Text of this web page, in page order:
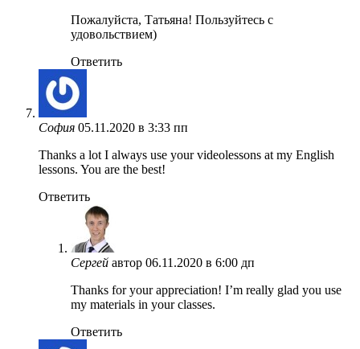
Пожалуйста, Татьяна! Пользуйтесь с
удовольствием)
Ответить
София 05.11.2020 в 3:33 пп
Thanks a lot I always use your videolessons at my English
lessons. You are the best!
Ответить
Сергей автор 06.11.2020 в 6:00 дп
Thanks for your appreciation! I’m really glad you use
my materials in your classes.
Ответить